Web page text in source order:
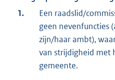
1.
Een raadslid/
geen nevenfuncties
zijn/haar ambt),
van strijdigheid met
gemeente.